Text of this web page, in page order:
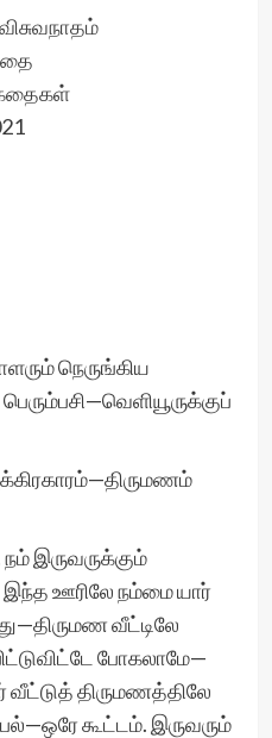
கதைகள்
நெருங்கிய
இருவருக்கும்
ஊரிலே நம்மை யார்
வீட்டிலே
போகலாமே—
வீட்டுத் திருமணத்திலே
கூட்டம். இருவரும்